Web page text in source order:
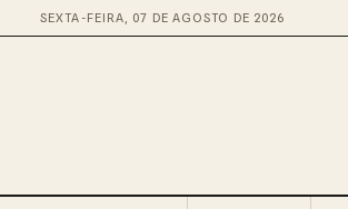
SEXTA-FEIRA, 07 DE AGOSTO DE 2026